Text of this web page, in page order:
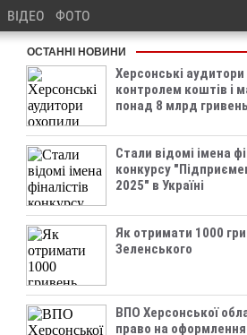
ВІДЕО ФОТО
ОСТАННІ НОВИНИ
Херсонські
контролем коштів і
понад 8 млрд гривень
Стали відомі імена
конкурсу
2025" в Україні
Як отримати 1000
Зеленського
ВПО Херсонської
право на оформлення